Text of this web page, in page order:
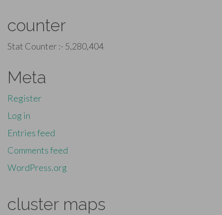
counter
Stat Counter :- 5,280,404
Meta
Register
Log in
Entries feed
Comments feed
WordPress.org
cluster maps